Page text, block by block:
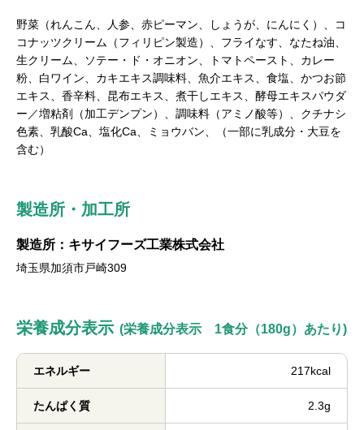
野菜（れんこん、人参、赤ピーマン、しょうが、にんにく）、コ
コナッツクリーム（フィリピン製造）、フライなす、なたね油、
生クリーム、ソテー・ド・オニオン、トマトペースト、カレー
粉、白ワイン、カキエキス調味料、魚介エキス、食塩、かつお節
エキス、香辛料、昆布エキス、煮干しエキス、酵母エキスパウダ
ー／増粘剤（加工デンプン）、調味料（アミノ酸等）、クチナシ
色素、乳酸Ca、塩化Ca、ミョウバン、（一部に乳成分・大豆を
含む）
製造所・加工所
製造所：キサイフーズ工業株式会社
埼玉県加須市戸崎309
栄養成分表示 (栄養成分表示 1食分（180g）あたり)
エネルギー 217kcal
たんぱく質 2.3g